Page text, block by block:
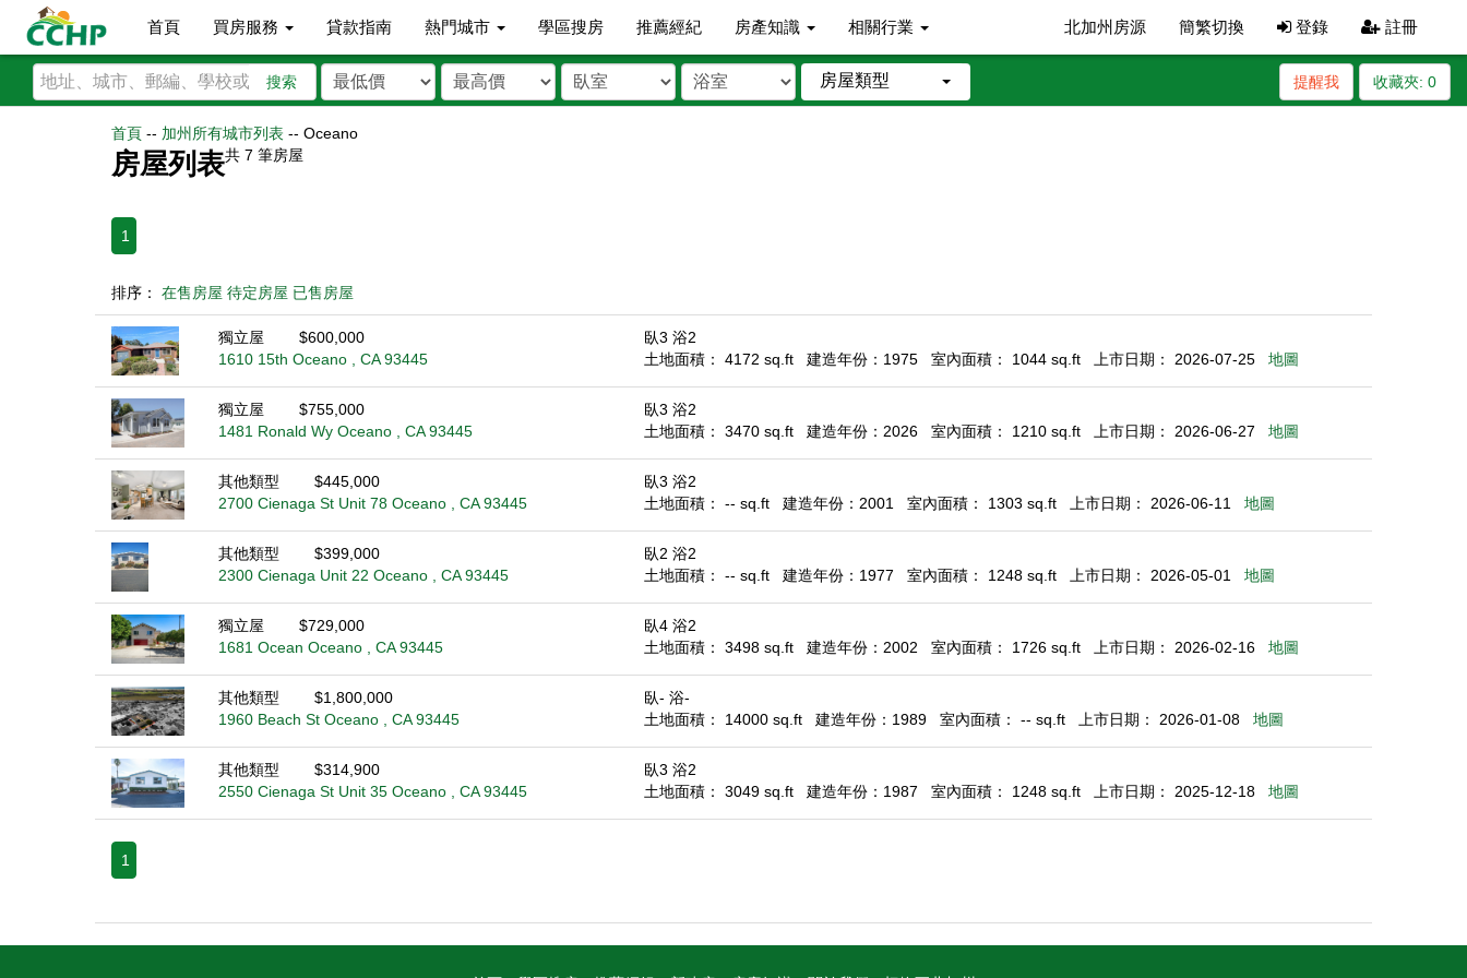
首頁 買房服務 貸款指南 熱門城市 學區搜房 推薦經紀 房產知識 相關行業 北加州房源 簡繁切換 登錄 註冊
搜索 房屋類型 收藏夾: 0
提醒我
首頁 -- 加州所有城市列表 -- Oceano
房屋列表共 7 筆房屋
1
排序： 在售房屋 待定房屋 已售房屋
獨立屋
$600,000
1610 15th Oceano , CA 93445
臥3 浴2
土地面積： 4172 sq.ft
建造年份：1975 室內面積： 1044 sq.ft 上市日期： 2026-07-25 地圖
獨立屋
$755,000
1481 Ronald Wy Oceano , CA 93445
臥3 浴2
土地面積： 3470 sq.ft
建造年份：2026 室內面積： 1210 sq.ft 上市日期： 2026-06-27 地圖
其他類型
$445,000
2700 Cienaga St Unit 78 Oceano , CA 93445
臥3 浴2
土地面積： -- sq.ft
建造年份：2001 室內面積： 1303 sq.ft 上市日期： 2026-06-11 地圖
其他類型
$399,000
2300 Cienaga Unit 22 Oceano , CA 93445
臥2 浴2
土地面積： -- sq.ft
建造年份：1977 室內面積： 1248 sq.ft 上市日期： 2026-05-01 地圖
獨立屋
$729,000
1681 Ocean Oceano , CA 93445
臥4 浴2
土地面積： 3498 sq.ft
建造年份：2002 室內面積： 1726 sq.ft 上市日期： 2026-02-16 地圖
其他類型
$1,800,000
1960 Beach St Oceano , CA 93445
臥- 浴-
土地面積： 14000 sq.ft
建造年份：1989 室內面積： -- sq.ft 上市日期： 2026-01-08 地圖
其他類型
$314,900
2550 Cienaga St Unit 35 Oceano , CA 93445
臥3 浴2
土地面積： 3049 sq.ft
建造年份：1987 室內面積： 1248 sq.ft 上市日期： 2025-12-18 地圖
1